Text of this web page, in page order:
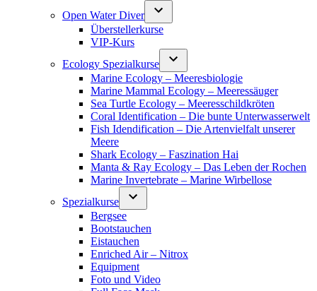
Open Water Diver
Überstellerkurse
VIP-Kurs
Ecology Spezialkurse
Marine Ecology – Meeresbiologie
Marine Mammal Ecology – Meeressäuger
Sea Turtle Ecology – Meeresschildkröten
Coral Identification – Die bunte Unterwasserwelt
Fish Idendification – Die Artenvielfalt unserer
Meere
Shark Ecology – Faszination Hai
Manta & Ray Ecology – Das Leben der Rochen
Marine Invertebrate – Marine Wirbellose
Spezialkurse
Bergsee
Bootstauchen
Eistauchen
Enriched Air – Nitrox
Equipment
Foto und Video